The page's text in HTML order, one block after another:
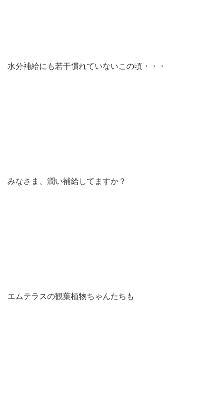
水分補給にも若干慣れていないこの頃・・・
みなさま、潤い補給してますか？
エムテラスの観葉植物ちゃんたちも